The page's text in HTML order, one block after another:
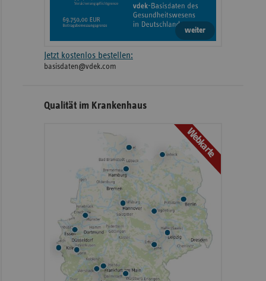
weiter
Jetzt kostenlos bestellen:
basisdaten@vdek.com
Qualität im Krankenhaus
Webkarte